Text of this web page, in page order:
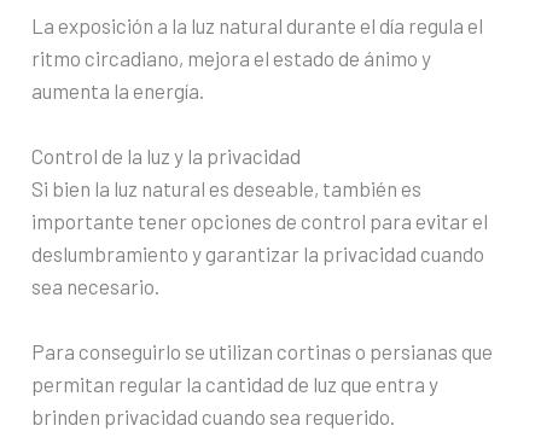
La exposición a la luz natural durante el día regula el
ritmo circadiano, mejora el estado de ánimo y
aumenta la energía.
Control de la luz y la privacidad
Si bien la luz natural es deseable, también es
importante tener opciones de control para evitar el
deslumbramiento y garantizar la privacidad cuando
sea necesario.
Para conseguirlo se utilizan cortinas o persianas que
permitan regular la cantidad de luz que entra y
brinden privacidad cuando sea requerido.